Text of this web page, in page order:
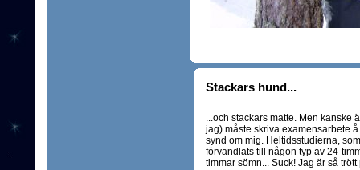
Stackars hund...
...och stackars matte. Men kanske
jag) måste skriva examensarbete
synd om mig. Heltidsstudierna,
förvandlats till någon typ av 24-
timmar sömn... Suck! Jag är så